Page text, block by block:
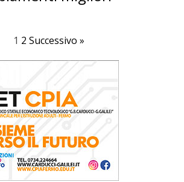
1 2 Successivo »